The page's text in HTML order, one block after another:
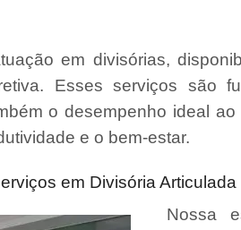
em divisórias,
Esses serviços são
o desempenho ideal
e o bem-estar.
em Divisória
Nossa